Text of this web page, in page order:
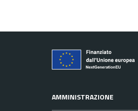
AMMINISTRAZIONE